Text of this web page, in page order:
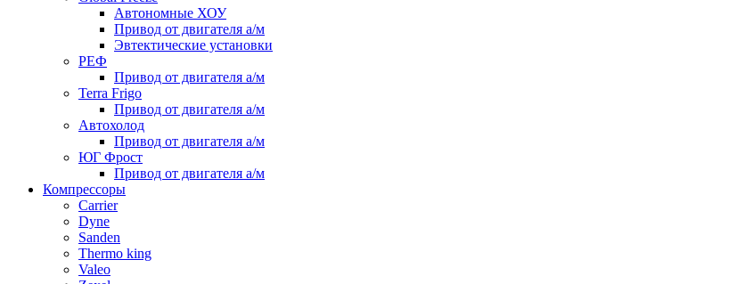
Автономные ХОУ
Привод от двигателя а/м
Эвтектические установки
РЕФ
Привод от двигателя а/м
Terra Frigo
Привод от двигателя а/м
Автохолод
Привод от двигателя а/м
ЮГ Фрост
Привод от двигателя а/м
Компрессоры
Carrier
Dyne
Sanden
Thermo king
Valeo